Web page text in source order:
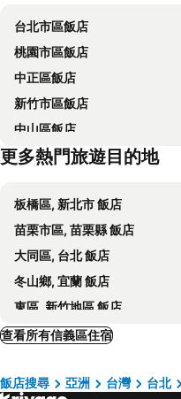
台北花園大酒店
Morwing Hotel - Ocean
Life Hotel
Jasper Young Hotel Banqiao
台北君悅酒店
洛基大飯店
Home Hotel
太平洋商旅
Le Méridien Taipei
Just Inn Xin Yi 正旅館 信義
M Taipei Hotel
誠品行旅
麗都飯店
拉拉山
烏來溫泉
中壢車站
台北國父紀念館
台北世貿中心
六張犁捷運站
中正紀念堂
台北市區飯店
桃園市區飯店
中正區飯店
新竹市區飯店
中山區飯店
更多熱門旅遊目的地
板橋區, 新北市 飯店
苗栗市區, 苗栗縣 飯店
大同區, 台北 飯店
冬山鄉, 宜蘭 飯店
東區, 新竹地區 飯店
北投, 台北 飯店
五結鄉, 宜蘭 飯店
查看所有信義區住宿
飯店搜尋 亞洲 台灣 台北